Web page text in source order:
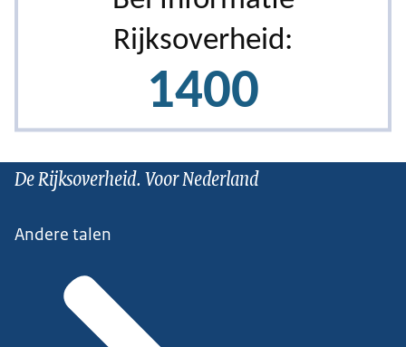
De Rijksoverheid. Voor Nederland
Andere talen